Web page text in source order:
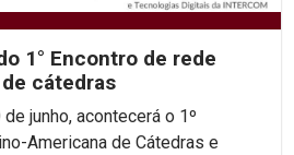
1° Encontro de rede
cátedras
junho, acontecerá o 1º
Americana de Cátedras e